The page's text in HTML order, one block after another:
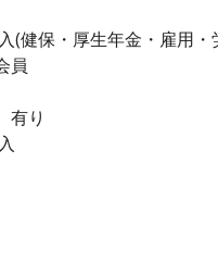
(健保・厚生年金・雇用・
員
り